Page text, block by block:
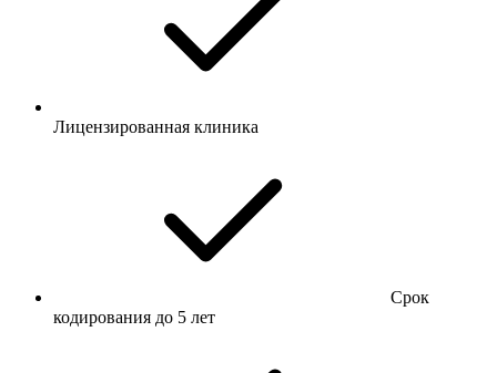
Лицензированная клиника
Срок
кодирования до 5 лет